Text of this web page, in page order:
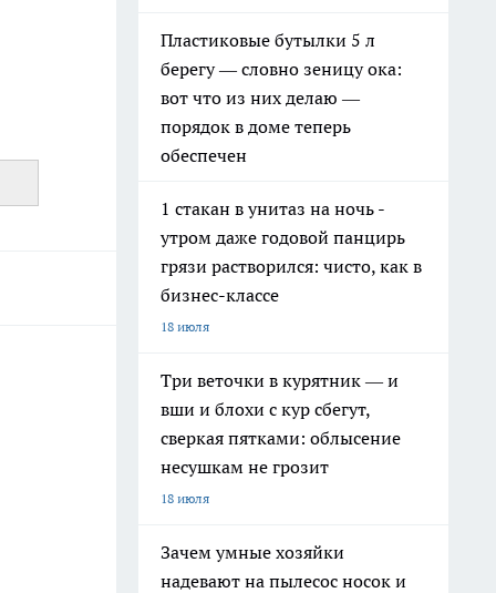
Пластиковые бутылки 5 л
берегу — словно зеницу ока:
вот что из них делаю —
порядок в доме теперь
обеспечен
1 стакан в унитаз на ночь -
утром даже годовой панцирь
грязи растворился: чисто, как в
бизнес-классе
18 июля
Три веточки в курятник — и
вши и блохи с кур сбегут,
сверкая пятками: облысение
несушкам не грозит
18 июля
Зачем умные хозяйки
надевают на пылесос носок и